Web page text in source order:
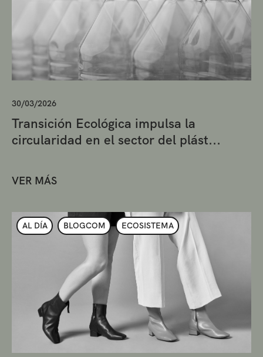
30/03/2026
Transición Ecológica impulsa la
circularidad en el sector del plást...
VER MÁS
AL DÍA BLOGCOM ECOSISTEMA